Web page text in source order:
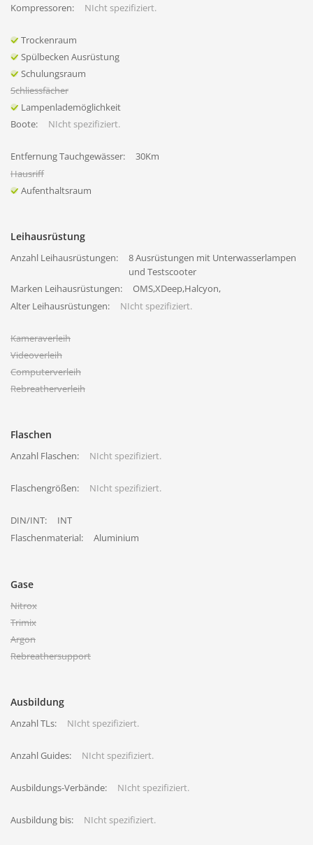
Kompressoren: NIcht spezifiziert.
Trockenraum
Spülbecken Ausrüstung
Schulungsraum
Schliessfächer
Lampenlademöglichkeit
Boote:
NIcht spezifiziert.
Entfernung Tauchgewässer:
30Km
Hausriff
Aufenthaltsraum
Leihausrüstung
Anzahl Leihausrüstungen:
8 Ausrüstungen mit Unterwasserlampen
und Testscooter
Marken Leihausrüstungen:
OMS,XDeep,Halcyon,
Alter Leihausrüstungen:
NIcht spezifiziert.
Kameraverleih
Videoverleih
Computerverleih
Rebreatherverleih
Flaschen
Anzahl Flaschen: NIcht spezifiziert.
Flaschengrößen: NIcht spezifiziert.
DIN/INT:
INT
Flaschenmaterial:
Aluminium
Gase
Nitrox
Trimix
Argon
Rebreathersupport
Ausbildung
Anzahl TLs: NIcht spezifiziert.
Anzahl Guides: NIcht spezifiziert.
Ausbildungs-Verbände: NIcht spezifiziert.
Ausbildung bis: NIcht spezifiziert.